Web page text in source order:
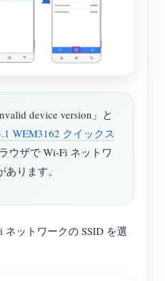
device version」と
WEM3162 クイックス
ウザで Wi-Fi ネットワ
ります。
ットワークの SSID を選